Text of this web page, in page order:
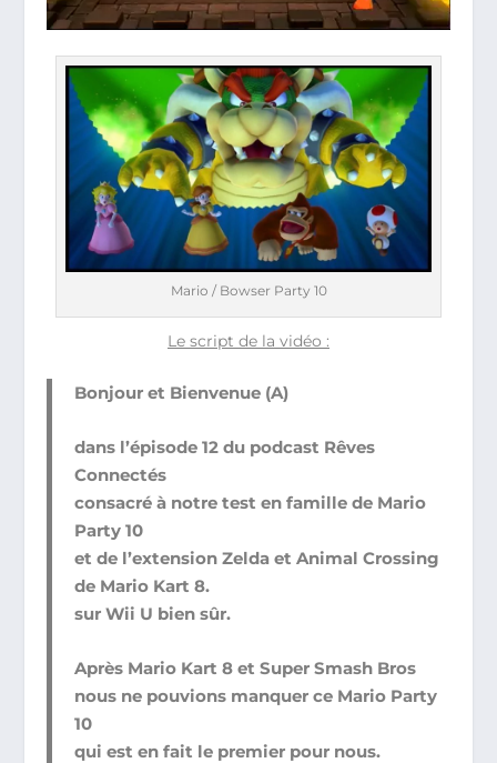
Mario / Bowser Party 10
Le script de la vidéo :
Bonjour et Bienvenue (A)
dans l’épisode 12 du podcast Rêves
Connectés
consacré à notre test en famille de Mario
Party 10
et de l’extension Zelda et Animal Crossing
de Mario Kart 8.
sur Wii U bien sûr.
Après Mario Kart 8 et Super Smash Bros
nous ne pouvions manquer ce Mario Party
10
qui est en fait le premier pour nous.